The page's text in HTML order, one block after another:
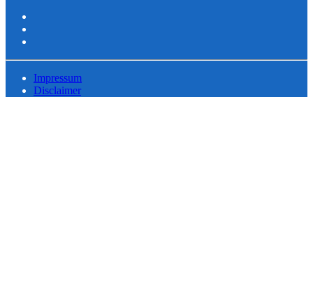
Impressum
Disclaimer